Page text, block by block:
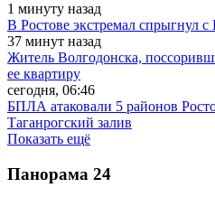
1 минуту назад
В Ростове экстремал спрыгнул
37 минут назад
Житель Волгодонска,
ее квартиру
сегодня, 06:46
БПЛА атаковали 5 районов
Таганрогский залив
Показать ещё
Панорама 24